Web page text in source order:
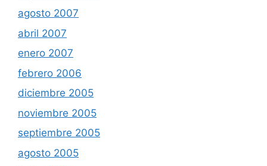
agosto 2007
abril 2007
enero 2007
febrero 2006
diciembre 2005
noviembre 2005
septiembre 2005
agosto 2005